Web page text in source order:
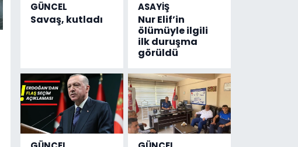
GÜNCEL
Savaş, kutladı
ASAYİŞ
Nur Elif’in
ölümüyle ilgili
ilk duruşma
görüldü